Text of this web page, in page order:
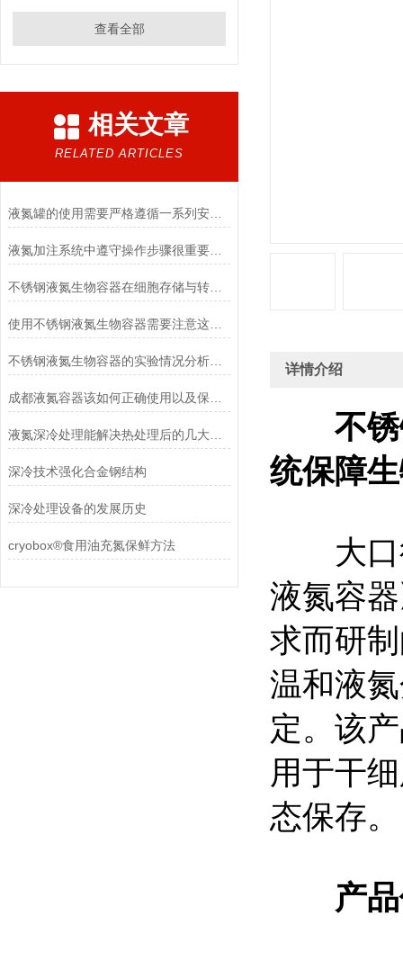
查看全部
相关文章
RELATED ARTICLES
液氮罐的使用需要严格遵循一系列安全操作规程
液氮加注系统中遵守操作步骤很重要，现在知道还不算晚
不锈钢液氮生物容器在细胞存储与转运中的作用
使用不锈钢液氮生物容器需要注意这几点
不锈钢液氮生物容器的实验情况分析说明讨论
深冷技术强化合金钢结构
深冷处理设备的发展历史
cryobox®食用油充氮保鲜方法
详情介绍
不
统保障
大口径
液氮容
求而研
温和液
定。该
用于干
态保存。
产